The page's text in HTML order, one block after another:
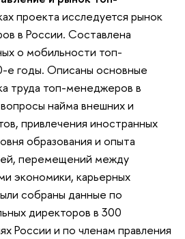
проекта исследуется рынок
в России. Составлена
о мобильности топ-
е годы. Описаны основные
труда топ-менеджеров в
найма внешних и
привлечения иностранных
образования и опыта
перемещений между
экономики, карьерных
собраны данные по
директоров в 300
России и по членам правления